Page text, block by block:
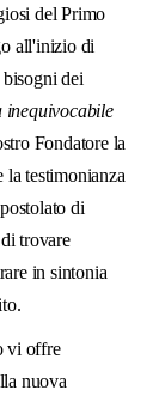
del Primo
all'inizio di
dei
inequivocabile
Fondatore la
la testimonianza
di
trovare
in sintonia
vi offre
nuova